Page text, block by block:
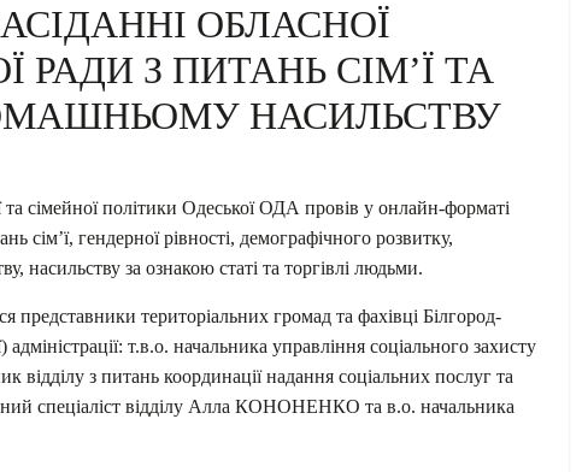
ОБЛАСНОЇ
РАДИ З ПИТАНЬ СІМ’Ї ТА
НАСИЛЬСТВУ
сімейної політики Одеської ОДА провів у онлайн-форматі
сім’ї, гендерної рівності, демографічного розвитку,
насильству за ознакою статі та торгівлі людьми.
представники територіальних громад та фахівці Білгород-
т.в.о. начальника управління соціального захисту
з питань координації надання соціальних послуг та
спеціаліст відділу Алла КОНОНЕНКО та в.о. начальника